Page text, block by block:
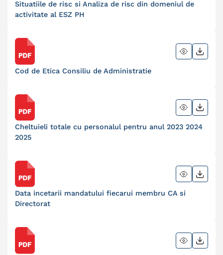
Situatiile de risc si Analiza de risc din domeniul de
activitate al ESZ PH
Cod de Etica Consiliu de Administratie
Cheltuieli totale cu personalul pentru anul 2023 2024
2025
Data incetarii mandatului fiecarui membru CA si
Directorat